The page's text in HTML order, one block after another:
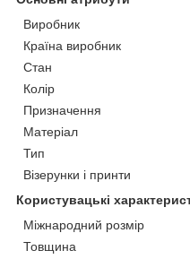
Виробник
Країна виробник
Стан
Колір
Призначення
Матеріал
Тип
Візерунки і принти
Користувацькі
Міжнародний розмір
Товщина